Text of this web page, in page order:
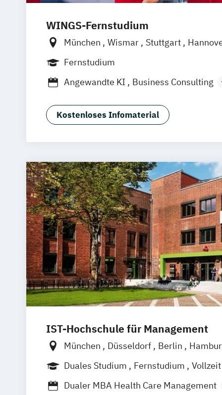
WINGS-Fernstudium
München Wismar Stuttgart
Frankfurt am Main
Fernstudium
Angewandte KI
Business Consulting
Human Resource Management
International Logistics & Trade
Kostenloses Infomaterial
IST-Hochschule für Management
München Düsseldorf Berlin
Weil am Rhein
Frankfurt am Main
Innsbruck
Duales Studium Fernstudium
Vollzeit
Berufsbegleitendes Präsenzstudium
Dualer MBA Health Care Management